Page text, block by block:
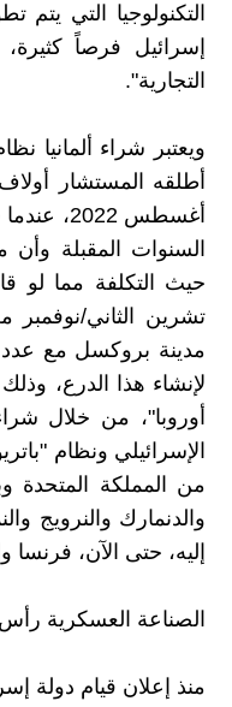
التكنولوجيا التي
إسرائيل فرصاً
التجارية".
أطلقه المستشار
أغسطس
السنوات المقبلة
تشرين الثاني/نوفمبر
مدينة بروكسل مع
لإنشاء هذا الدرع،
الإسرائيلي ونظام
من المملكة المتحدة
والدنمارك والنرويج
إليه، حتى الآن، فرنسا
الصناعة العسكرية رأس